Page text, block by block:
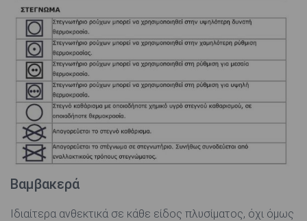
Βαμβακερά
Ιδιαίτερα ανθεκτικά σε κάθε είδος πλυσίματος, όχι όμως